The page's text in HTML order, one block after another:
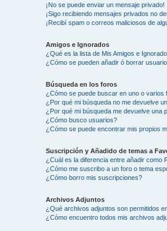
¡No se puede enviar un mensaje privado!
¡Sigo recibiendo mensajes privados no
¡Recibí spam o correos maliciosos de
Amigos e Ignorados
¿Qué es la lista de Mis Amigos e
¿Cómo se pueden añadir ó borrar
Búsqueda en los foros
¿Cómo se puede buscar en uno o varios
¿Por qué mi búsqueda no me devuelve
¿Por qué mi búsqueda me devuelve una
¿Cómo busco usuarios?
¿Cómo se puede encontrar mis propios
Suscripción y Añadido de temas a
¿Cuál es la diferencia entre añadir como
¿Cómo me suscribo a un foro o tema
¿Cómo borro mis suscripciones?
Archivos Adjuntos
¿Qué archivos adjuntos son permitidos
¿Cómo encuentro todos mis archivos